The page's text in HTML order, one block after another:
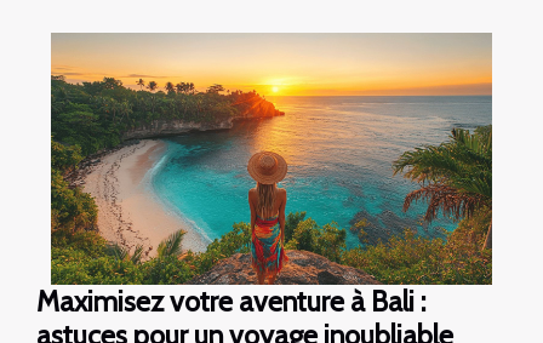
Maximisez votre aventure à Bali :
astuces pour un voyage inoubliable